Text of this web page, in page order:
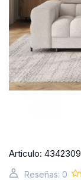
Articulo: 4342309
Reseñas: 0